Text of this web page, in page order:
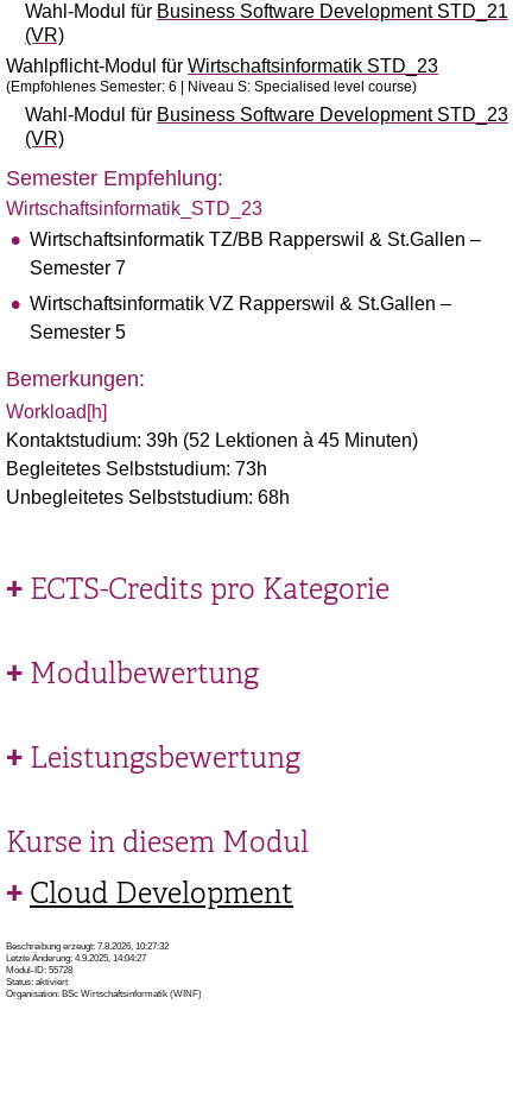
Wahl-Modul für Business Software Development STD_21
(VR)
Wahlpflicht-Modul für Wirtschaftsinformatik STD_23
(Empfohlenes Semester: 6 | Niveau S: Specialised level course)
Wahl-Modul für Business Software Development STD_23
(VR)
Semester Empfehlung:
Wirtschaftsinformatik_STD_23
Wirtschaftsinformatik TZ/BB Rapperswil & St.Gallen –
Semester 7
Wirtschaftsinformatik VZ Rapperswil & St.Gallen –
Semester 5
Bemerkungen:
Workload[h]
Kontaktstudium: 39h (52 Lektionen à 45 Minuten)
Begleitetes Selbststudium: 73h
Unbegleitetes Selbststudium: 68h
ECTS-Credits pro Kategorie
Modulbewertung
Leistungsbewertung
Kurse in diesem Modul
Cloud Development
Beschreibung erzeugt: 7.8.2026, 10:27:32
Letzte Änderung: 4.9.2025, 14:04:27
Modul-ID: 55728
Status: aktiviert
Organisation: BSc Wirtschaftsinformatik (WINF)